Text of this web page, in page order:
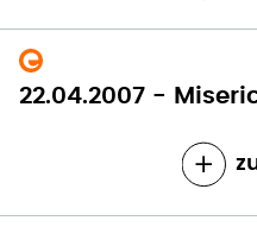
22.04.2007 -